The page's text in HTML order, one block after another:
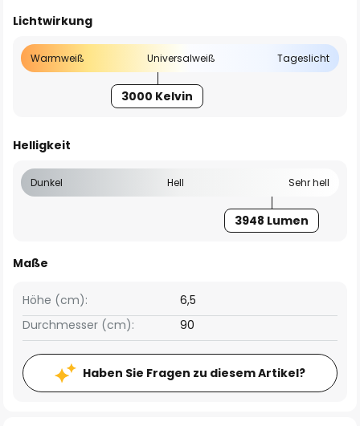
Lichtwirkung
Warmweiß Universalweiß Tageslicht
3000 Kelvin
Helligkeit
Dunkel Hell Sehr hell
3948 Lumen
Maße
Höhe (cm):
6,5
Durchmesser (cm):
90
Haben Sie Fragen zu diesem Artikel?